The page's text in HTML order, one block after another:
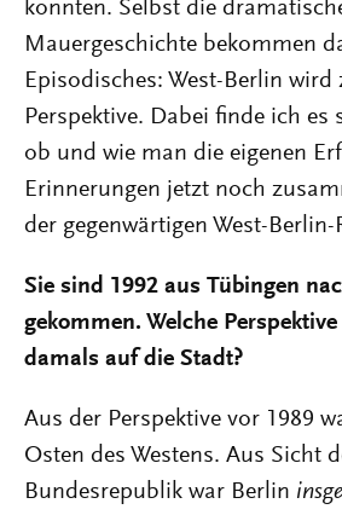
konnten. Selbst die
Mauergeschichte bekommen
Episodisches: West-Berlin wird
Perspektive. Dabei finde ich es
ob und wie man die eigenen
Erinnerungen jetzt noch
der gegenwärtigen West-Berlin-
Sie sind 1992 aus Tübingen
gekommen. Welche
damals auf die Stadt?
Aus der Perspektive vor 1989
Osten des Westens. Aus Sicht
Bundesrepublik war Berlin